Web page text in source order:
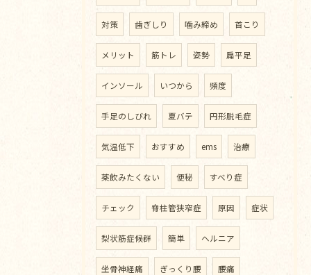
対策 歯ぎしり 噛み締め 首こり
メリット 筋トレ 姿勢 扁平足
インソール いつから 頻度
手足のしびれ 夏バテ 円形脱毛症
気温低下 おすすめ ems 治療
薬飲みたくない 便秘 すべり症
チェック 脊柱管狭窄症 原因 症状
梨状筋症候群 簡単 ヘルニア
坐骨神経痛 ぎっくり腰 腰痛